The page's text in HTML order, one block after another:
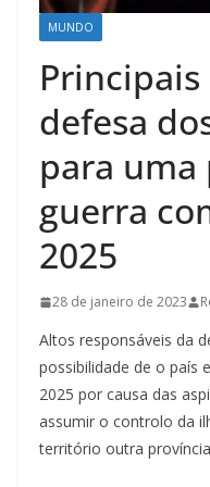
MUNDO
defesa
para uma
guerra
2025
28 de janeiro de 2023
Altos responsáveis da
possibilidade de o país
2025 por causa das
assumir o controlo da
território outra